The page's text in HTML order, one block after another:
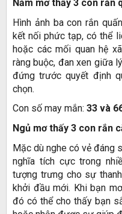
Nằm mơ thấy 3 con rắn
Hình ảnh ba con rắn
kết nối phức tạp, có thể
hoặc các mối quan hệ
ràng buộc, đan xen giữa
đứng trước quyết định
chọn.
Con số may mắn: 33 và
Ngủ mơ thấy 3 con rắn
Mặc dù nghe có vẻ đáng
nghĩa tích cực trong
tượng trưng cho sự
khởi đầu mới. Khi bạn
đó có thể cho thấy bạn